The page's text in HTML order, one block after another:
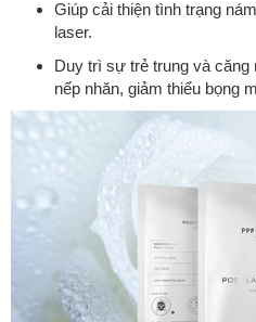
Giúp cải thiện tình trạng
laser.
Duy trì sự trẻ trung và căng
nếp nhăn, giảm thiểu bọng